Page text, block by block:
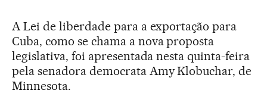
A Lei de liberdade para a exportação para
Cuba, como se chama a nova proposta
legislativa, foi apresentada nesta quinta-feira
pela senadora democrata Amy Klobuchar, de
Minnesota.